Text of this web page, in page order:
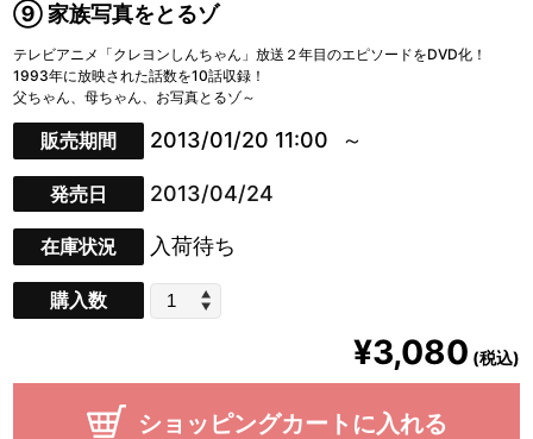
⑨ 家族写真をとるゾ
テレビアニメ「クレヨンしんちゃん」放送２年目のエピソードをDVD化！
1993年に放映された話数を10話収録！
父ちゃん、母ちゃん、お写真とるゾ～
販売期間 2013/01/20 11:00
発売日 2013/04/24
在庫状況 入荷待ち
購入数
¥3,080 (税込)
ショッピングカートに入れる